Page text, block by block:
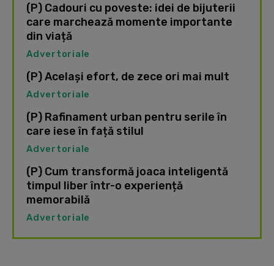
(P) Cadouri cu poveste: idei de bijuterii
care marchează momente importante
din viață
Advertoriale
(P) Același efort, de zece ori mai mult
Advertoriale
(P) Rafinament urban pentru serile în
care iese în față stilul
Advertoriale
(P) Cum transformă joaca inteligentă
timpul liber într-o experiență
memorabilă
Advertoriale